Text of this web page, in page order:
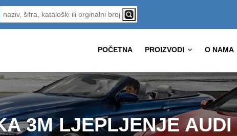
POČETNA PROIZVODI O NAMA
3M LJEPLJENJE